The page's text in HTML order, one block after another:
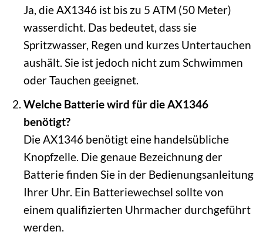
Ja, die AX1346 ist bis zu 5 ATM (50 Meter)
wasserdicht. Das bedeutet, dass sie
Spritzwasser, Regen und kurzes Untertauchen
aushält. Sie ist jedoch nicht zum Schwimmen
oder Tauchen geeignet.
Welche Batterie wird für die AX1346
benötigt?
Die AX1346 benötigt eine handelsübliche
Knopfzelle. Die genaue Bezeichnung der
Batterie finden Sie in der Bedienungsanleitung
Ihrer Uhr. Ein Batteriewechsel sollte von
einem qualifizierten Uhrmacher durchgeführt
werden.